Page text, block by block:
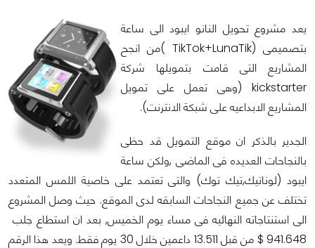
يعد مشروع تحويل النانو ايبود الى ساعة
بتصميمى (TikTok+LunaTik )من انجح
المشاريع التى قامت بتمويلها شركة
kickstarter (وهى تعمل على تمويل
المشاريع الابداعيه على شبكة الانترنت).
الجدير بالذكر ان موقع التمويل قد حظى
بالنجاحات العديده فى الماضى ,ولكن ساعة
ايبود (لوناتيك,تيك توك) والتى تعتمد على خاصية اللمس المتعدد
تختلف عن جميع النجاحات السابقه لدى الموقع. حيث وصل المشروع
الى استنتاجاته النهائيه فى مساء يوم الخميس, بعد ان استطاع جلب
941.648 $ من قبل 13.511 داعمين خلال 30 يوم فقط. ويعد هذا الرقم